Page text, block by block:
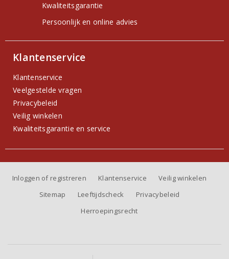
Kwaliteitsgarantie
Persoonlijk en online advies
Klantenservice
Klantenservice
Veelgestelde vragen
Privacybeleid
Veilig winkelen
Kwaliteitsgarantie en service
Inloggen of registreren Klantenservice
Veilig winkelen
Sitemap
Leeftijdscheck
Privacybeleid
Herroepingsrecht